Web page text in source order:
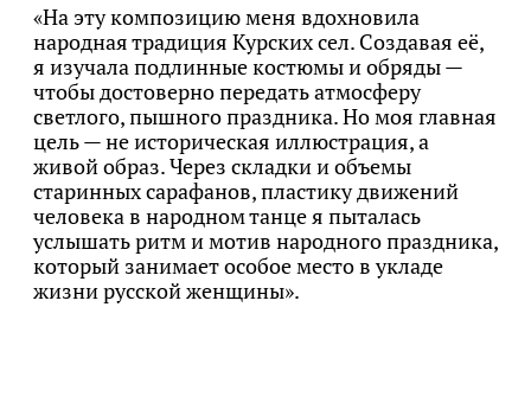
«На эту композицию меня вдохновила
народная традиция Курских сел. Создавая её,
я изучала подлинные костюмы и обряды —
чтобы достоверно передать атмосферу
светлого, пышного праздника. Но моя главная
цель — не историческая иллюстрация, а
живой образ. Через складки и объемы
старинных сарафанов, пластику движений
человека в народном танце я пыталась
услышать ритм и мотив народного праздника,
который занимает особое место в укладе
жизни русской женщины».